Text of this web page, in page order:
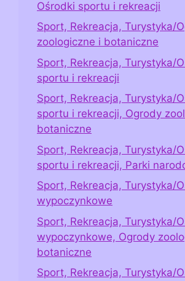
Ośrodki sportu i rekreacji
Sport, Rekreacja, Turystyka/
zoologiczne i botaniczne
Sport, Rekreacja, Turystyka/
sportu i rekreacji
Sport, Rekreacja, Turystyka/
sportu i rekreacji, Ogrody
botaniczne
Sport, Rekreacja, Turystyka/
sportu i rekreacji, Parki
Sport, Rekreacja, Turystyka/
wypoczynkowe
Sport, Rekreacja, Turystyka/
wypoczynkowe, Ogrody
botaniczne
Sport, Rekreacja, Turystyka/